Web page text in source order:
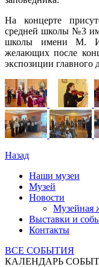
На концерте
средней школы №3
школы имени М.
желающих после
экспозиции главного
Назад
Наши музеи
Музей
Новости
Музейная
Выставки и
Контакты
ВСЕ СОБЫТИЯ
КАЛЕНДАРЬ